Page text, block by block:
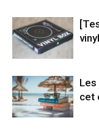
cet